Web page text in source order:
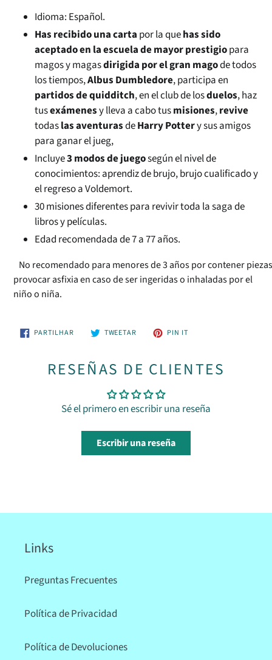
Idioma: Español.
Has recibido una carta por la quehas sido
aceptado en la escuela de mayor prestigiopara
magos y magasdirigida por el gran magode todos
los tiempos,Albus Dumbledore, participa en
partidos de quidditch, en el club de losduelos, haz
tusexámenesy lleva a cabo tusmisiones,revive
todaslas aventurasdeHarry Pottery sus amigos
para ganar el jueg,
Incluye3 modos de juegosegún el nivel de
conocimientos: aprendiz de brujo, brujo cualificado y
el regreso a Voldemort.
30 misiones diferentes para revivir toda la saga de
libros y películas.
Edad recomendada de 7 a 77 años.
No recomendado para menores de 3 años por contener
provocar asfixia en caso de ser ingeridas o inhaladas por el
niño o niña.
PARTILHARPARTILHE
NO
TWEETAR TUÍTE PIN IT
RESEÑAS DE CLIENTES
Sé el primero en escribir una reseña
Escribir una reseña
Links
Preguntas Frecuentes
Política de Privacidad
Política de Devoluciones